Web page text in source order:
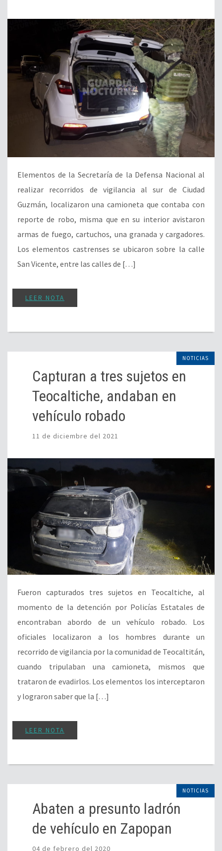
Elementos de la Secretaría de la Defensa Nacional al
realizar recorridos de vigilancia al sur de Ciudad
Guzmán, localizaron una camioneta que contaba con
reporte de robo, misma que en su interior avistaron
armas de fuego, cartuchos, una granada y cargadores.
Los elementos castrenses se ubicaron sobre la calle
San Vicente, entre las calles de […]
LEER NOTA
NOTICIAS
Capturan a tres sujetos en
Teocaltiche, andaban en
vehículo robado
11 de diciembre del 2021
Fueron capturados tres sujetos en Teocaltiche, al
momento de la detención por Policías Estatales de
encontraban abordo de un vehículo robado. Los
oficiales localizaron a los hombres durante un
recorrido de vigilancia por la comunidad de Teocaltitán,
cuando tripulaban una camioneta, mismos que
trataron de evadirlos. Los elementos los interceptaron
y lograron saber que la […]
LEER NOTA
NOTICIAS
Abaten a presunto ladrón
de vehículo en Zapopan
04 de febrero del 2020